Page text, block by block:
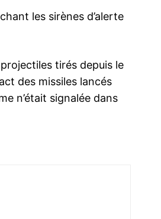
les sirènes d’alerte
tirés depuis le
des missiles lancés
n’était signalée dans